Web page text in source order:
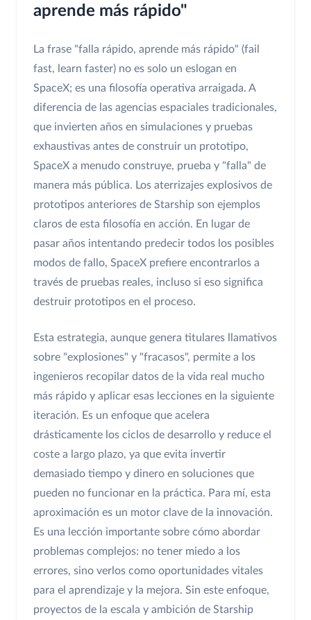
aprende más rápido"
La frase "falla rápido, aprende más rápido" (fail
fast, learn faster) no es solo un eslogan en
SpaceX; es una filosofía operativa arraigada. A
diferencia de las agencias espaciales tradicionales,
que invierten años en simulaciones y pruebas
exhaustivas antes de construir un prototipo,
SpaceX a menudo construye, prueba y "falla" de
manera más pública. Los aterrizajes explosivos de
prototipos anteriores de Starship son ejemplos
claros de esta filosofía en acción. En lugar de
pasar años intentando predecir todos los posibles
modos de fallo, SpaceX prefiere encontrarlos a
través de pruebas reales, incluso si eso significa
destruir prototipos en el proceso.
Esta estrategia, aunque genera titulares llamativos
sobre "explosiones" y "fracasos", permite a los
ingenieros recopilar datos de la vida real mucho
más rápido y aplicar esas lecciones en la siguiente
iteración. Es un enfoque que acelera
drásticamente los ciclos de desarrollo y reduce el
coste a largo plazo, ya que evita invertir
demasiado tiempo y dinero en soluciones que
pueden no funcionar en la práctica. Para mí, esta
aproximación es un motor clave de la innovación.
Es una lección importante sobre cómo abordar
problemas complejos: no tener miedo a los
errores, sino verlos como oportunidades vitales
para el aprendizaje y la mejora. Sin este enfoque,
proyectos de la escala y ambición de Starship